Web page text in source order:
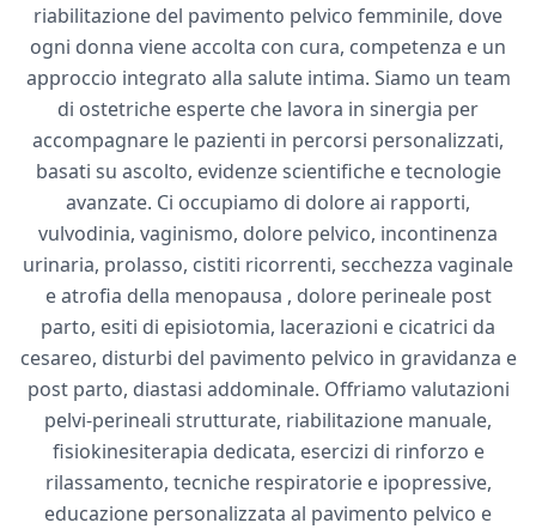
riabilitazione del pavimento pelvico femminile, dove
ogni donna viene accolta con cura, competenza e un
approccio integrato alla salute intima. Siamo un team
di ostetriche esperte che lavora in sinergia per
accompagnare le pazienti in percorsi personalizzati,
basati su ascolto, evidenze scientifiche e tecnologie
avanzate. Ci occupiamo di dolore ai rapporti,
vulvodinia, vaginismo, dolore pelvico, incontinenza
urinaria, prolasso, cistiti ricorrenti, secchezza vaginale
e atrofia della menopausa , dolore perineale post
parto, esiti di episiotomia, lacerazioni e cicatrici da
cesareo, disturbi del pavimento pelvico in gravidanza e
post parto, diastasi addominale. Offriamo valutazioni
pelvi-perineali strutturate, riabilitazione manuale,
fisiokinesiterapia dedicata, esercizi di rinforzo e
rilassamento, tecniche respiratorie e ipopressive,
educazione personalizzata al pavimento pelvico e